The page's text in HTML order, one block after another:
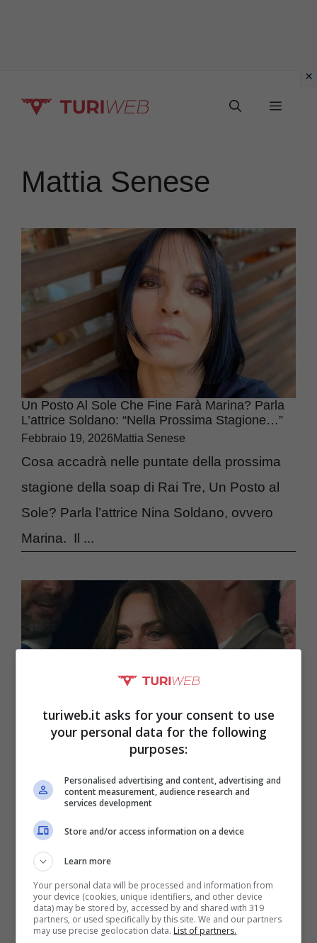
Menu
Mattia Senese
Un Posto Al Sole Che Fine Farà Marina? Parla
L’attrice Soldano: “Nella Prossima Stagione…”
Febbraio 19, 2026Mattia Senese
Cosa accadrà nelle puntate della prossima
stagione della soap di Rai Tre, Un Posto al
Sole? Parla l’attrice Nina Soldano, ovvero
Marina. Il ...
Kate Middleton C’è La Data Del Ritorno (anche
Agosto 9, 2024Mattia Senese
Manca davvero poco al ritorno di Kate
Middleton sulla scena pubblica secondo i
tabloid londinesi: le tappe dei prossimi giorni.
La Principessa del ...
turiweb.it asks for your consent to use
your personal data for the following
purposes:
Personalised advertising and content, advertising and
content measurement, audience research and
services development
Store and/or access information on a device
Learn more
Your personal data will be processed and information from
your device (cookies, unique identifiers, and other device
data) may be stored by, accessed by and shared with 319
partners, or used specifically by this site. We and our partners
may use precise geolocation data. List of partners.